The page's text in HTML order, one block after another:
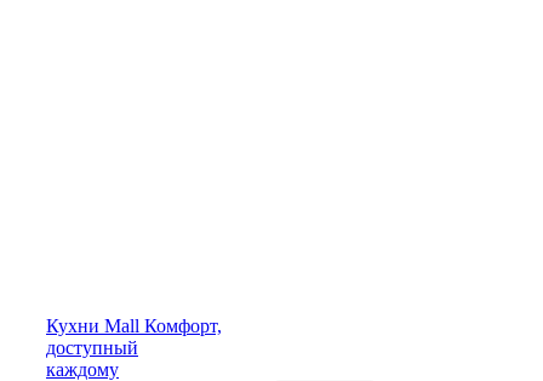
Кухни Mall Комфорт,
доступный
каждому